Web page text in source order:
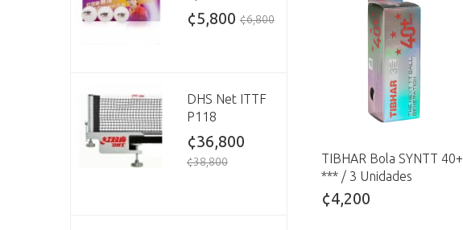
¢5,800 ¢6,800
DHS Net ITTF
P118
¢36,800
¢38,800
TIBHAR Bola SYNTT 40+
*** / 3 Unidades
¢4,200